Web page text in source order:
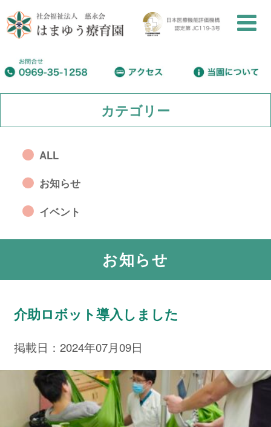
カテゴリー
ALL
お知らせ
イベント
お知らせ
介助ロボット導入しました
掲載日：2024年07月09日